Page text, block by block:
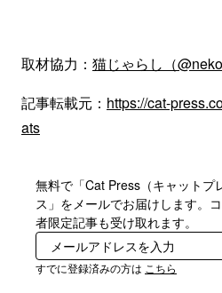
取材協力： 猫じゃらし（
記事転載元： https://cat-
ats
無料で「Cat Press（キャットプ
ス」をメールでお届けします。
者限定記事も受け取れます。
すでに登録済みの方は こちら